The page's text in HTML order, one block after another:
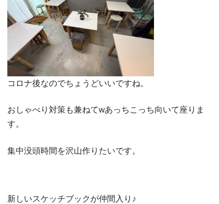
コロナ後なのでちょうどいいですね。
おしゃべり対策も兼ねてwあっちこっち向いて座りま
す。
集中没頭時間を沢山作りたいです。
新しいスケッチブックが仲間入り♪